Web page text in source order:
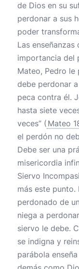
de Dios en su
perdonar a sus
poder
Las
importancia del
Mateo, Pedro le
debe perdonar
peca contra él.
hasta siete
veces” ( Mateo
el perdón no
Debe ser una
misericordia
Siervo
más este punto.
perdonado de
niega a
siervo le debe.
se indigna y
parábola